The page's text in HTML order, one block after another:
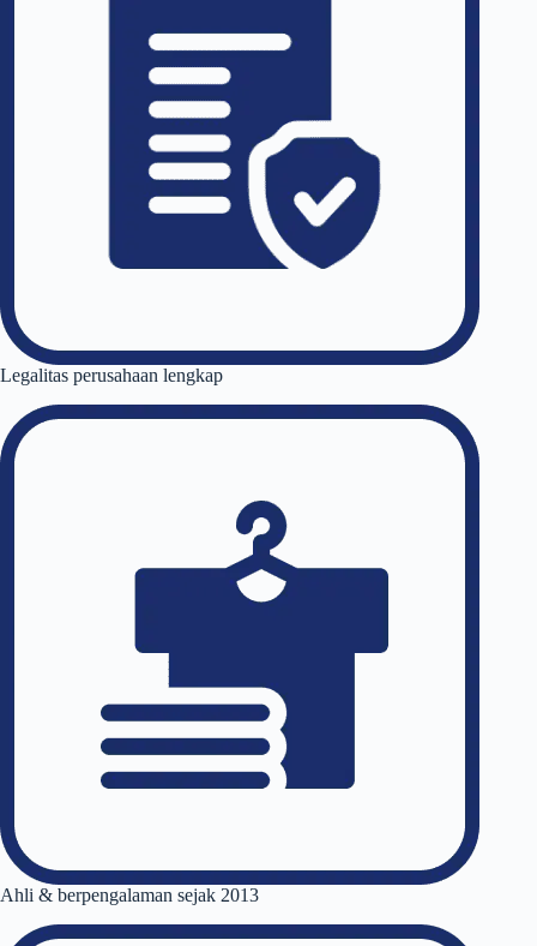
Legalitas perusahaan lengkap
Ahli & berpengalaman sejak 2013